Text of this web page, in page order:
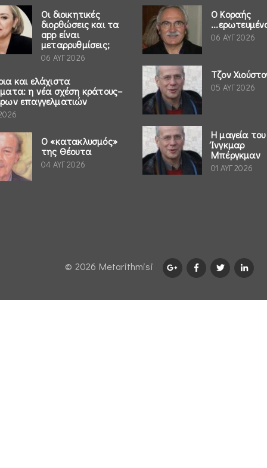
Οι διοικητικές
διορθώσεις και τα
app είναι
μεταρρυθμίσεις;
06 ΑΥΓ 2026
και ελάχιστα
η νέα σχέση κράτους–
επαγγελματιών
Ο «κατακλυσμός»
της Θέουτα
04 ΑΥΓ 2026
Ο Κοραής
06 ΑΥΓ 2026
Τζον
05 ΑΥΓ 2026
Η μαγεία του
Ίνγκμαρ
Μπέργκμαν
01 ΑΥΓ 2026
© 2026 Μetarithmisi